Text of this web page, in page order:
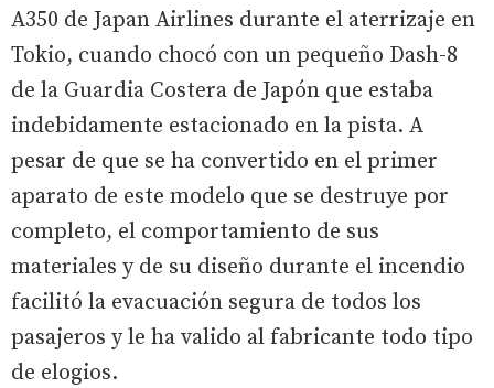
A350 de Japan Airlines durante el aterrizaje en
Tokio, cuando chocó con un pequeño Dash-8
de la Guardia Costera de Japón que estaba
indebidamente estacionado en la pista. A
pesar de que se ha convertido en el primer
aparato de este modelo que se destruye por
completo, el comportamiento de sus
materiales y de su diseño durante el incendio
facilitó la evacuación segura de todos los
pasajeros y le ha valido al fabricante todo tipo
de elogios.